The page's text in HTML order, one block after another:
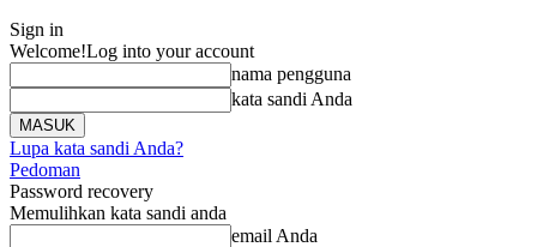
Sign in
Welcome!Log into your account
nama pengguna
kata sandi Anda
Lupa kata sandi Anda?
Pedoman
Password recovery
Memulihkan kata sandi anda
email Anda